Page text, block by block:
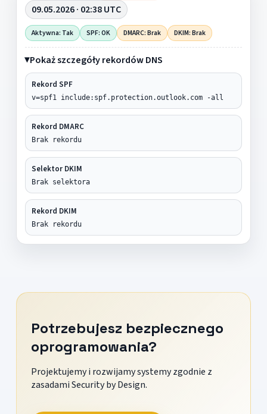
09.05.2026 · 02:38 UTC
Aktywna: Tak SPF: OK DMARC: Brak DKIM: Brak
Pokaż szczegóły rekordów DNS
Rekord SPF
v=spf1 include:spf.protection.outlook.com -all
Rekord DMARC
Brak rekordu
Selektor DKIM
Brak selektora
Rekord DKIM
Brak rekordu
Potrzebujesz bezpiecznego
oprogramowania?
Projektujemy i rozwijamy systemy zgodnie z
zasadami Security by Design.